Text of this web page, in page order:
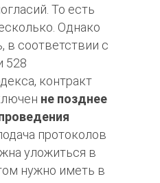
То есть
Однако
в соответствии с
528
контракт
не позднее
протоколов
уложиться в
нужно иметь в